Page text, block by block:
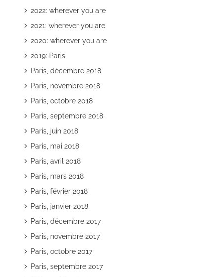
2022: wherever you are
2021: wherever you are
2020: wherever you are
2019: Paris
Paris, décembre 2018
Paris, novembre 2018
Paris, octobre 2018
Paris, septembre 2018
Paris, juin 2018
Paris, mai 2018
Paris, avril 2018
Paris, mars 2018
Paris, février 2018
Paris, janvier 2018
Paris, décembre 2017
Paris, novembre 2017
Paris, octobre 2017
Paris, septembre 2017